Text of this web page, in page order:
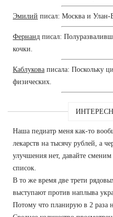
Эмилий писал: Москва и Улан-
Фернанд писал:
кочки.
Каблукова писала: Поскольку
физических.
Наша педиатр меня как-то
лекарств на тысячу рублей, а
улучшения нет, давайте
список.
В то же время две трети
выступают против наплыва
Потому что планирую в 2 раза